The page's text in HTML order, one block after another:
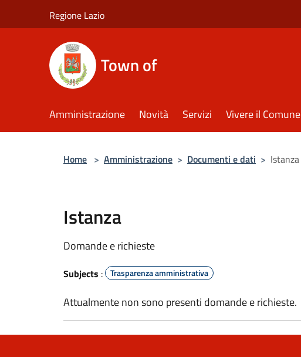
Regione Lazio
Town of
Amministrazione Novità Servizi Vivere il Comune
Home > Amministrazione > Documenti e dati > Istanza
Istanza
Domande e richieste
Subjects : Trasparenza amministrativa
Attualmente non sono presenti domande e richieste.